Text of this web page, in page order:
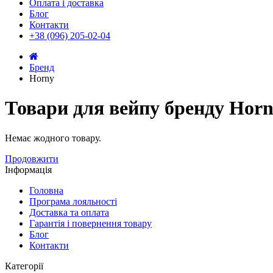
Оплата і доставка
Блог
Контакти
+38 (096) 205-02-04
Бренд
Horny
Товари для вейпу бренду
Немає жодного товару.
Продовжити
Інформація
Головна
Програма лояльності
Доставка та оплата
Гарантія і повернення товару
Блог
Контакти
Категорії